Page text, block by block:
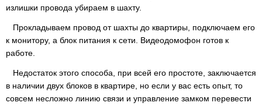
излишки провода убираем в шахту.
Прокладываем провод от шахты до квартиры, подключаем его
к монитору, а блок питания к сети. Видеодомофон готов к
работе.
Недостаток этого способа, при всей его простоте, заключается
в наличии двух блоков в квартире, но если у вас есть опыт, то
совсем несложно линию связи и управление замком перевести